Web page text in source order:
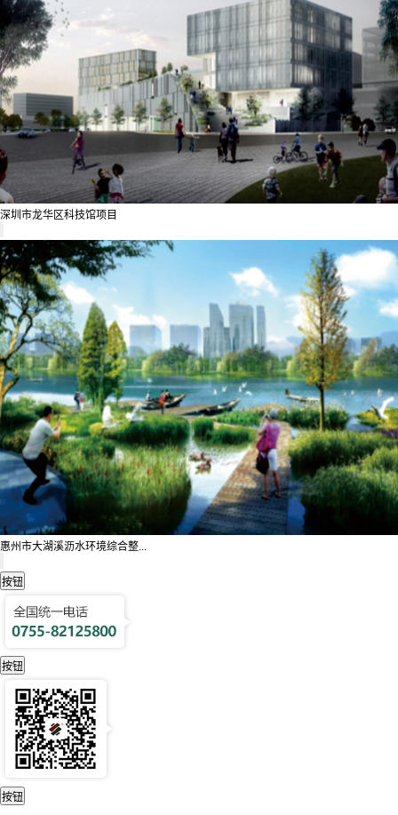
深圳市龙华区科技馆项目
惠州市大湖溪沥水环境综合整...